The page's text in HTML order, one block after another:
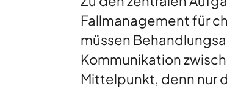
Fallmanagement für
müssen
Kommunikation
Mittelpunkt, denn nur